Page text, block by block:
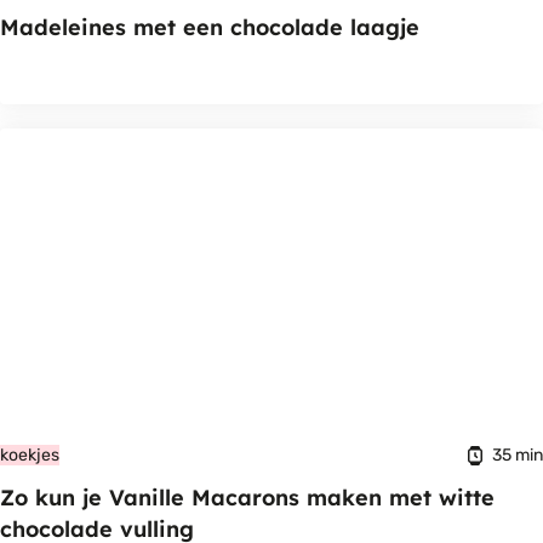
Madeleines met een chocolade laagje
koekjes 35 min
Zo kun je Vanille Macarons maken met witte
chocolade vulling